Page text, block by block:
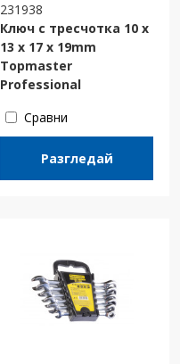
231938
Ключ с тресчотка 10 х
13 х 17 х 19mm
Topmaster
Professional
Сравни
Разгледай